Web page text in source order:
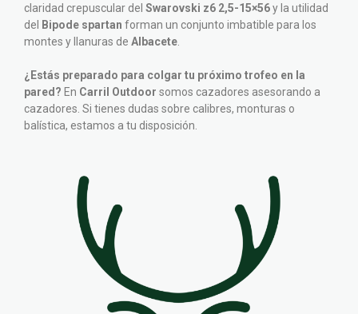
claridad crepuscular del Swarovski z6 2,5-15×56y la utilidad
del
Bipode spartan forman un conjunto imbatible para los
montes y llanuras de Albacete
¿Estás preparado para colgar tu próximo trofeo en la
pared? En Carril Outdoor somos cazadores asesorando a
cazadores. Si tienes dudas sobre calibres, monturas o
balística, estamos a tu disposición.